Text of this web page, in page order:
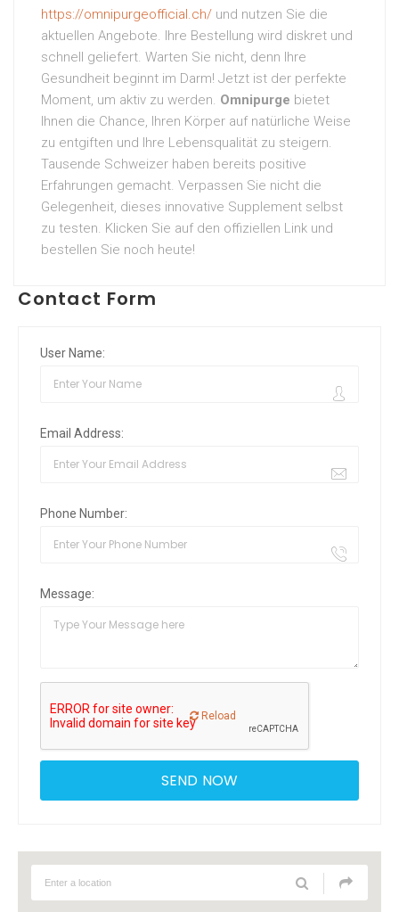
https://omnipurgeofficial.ch/ und nutzen Sie die
aktuellen Angebote. Ihre Bestellung wird diskret und
schnell geliefert. Warten Sie nicht, denn Ihre
Gesundheit beginnt im Darm! Jetzt ist der perfekte
Moment, um aktiv zu werden. Omnipurge bietet
Ihnen die Chance, Ihren Körper auf natürliche Weise
zu entgiften und Ihre Lebensqualität zu steigern.
Tausende Schweizer haben bereits positive
Erfahrungen gemacht. Verpassen Sie nicht die
Gelegenheit, dieses innovative Supplement selbst
zu testen. Klicken Sie auf den offiziellen Link und
bestellen Sie noch heute!
Contact Form
User Name:
Email Address:
Phone Number:
Message:
Reload